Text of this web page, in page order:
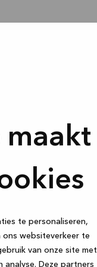
maakt
te personaliseren,
ons websiteverkeer te
van onze site met
analyse. Deze partners